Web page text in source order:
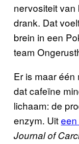
nervositeit van
drank. Dat
brein in een
team
Er is maar
dat cafeïne
lichaam: de
enzym. Uit
Journal of